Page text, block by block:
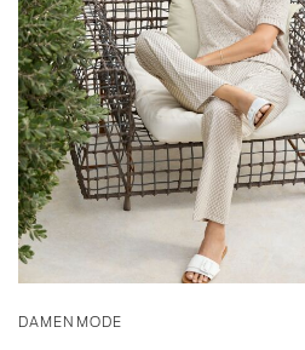
DAMENMODE